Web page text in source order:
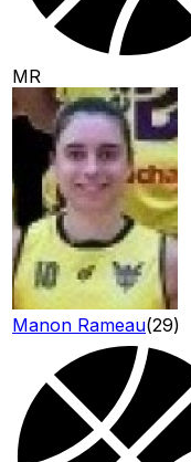
MR
Manon Rameau(29)